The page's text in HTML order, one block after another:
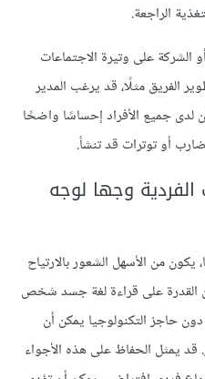
الراجعة.
الشركة على وتيرة الاجتماعات
الفريق مثلًا، قد يرغب المدير
لدى جميع الأفراد إحساسًا واضحًا
أو توترات قد تنشأ.
الفردية وجها لوجه
من الأسهل الشعور بالارتياح
القدرة على قراءة لغة جسد شخص
حاجز التكنولوجيا يمكن أن
قد يمثل الحفاظ على هذه الأجواء